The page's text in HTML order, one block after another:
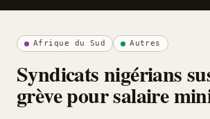
Afrique du Sud Autres
Syndicats nigérians
grève pour salaire